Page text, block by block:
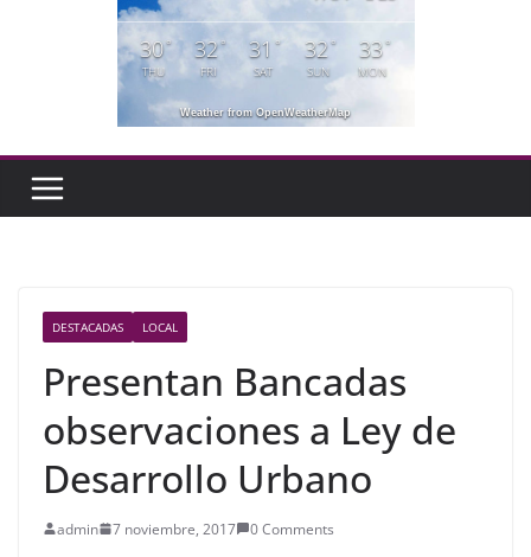
30°
THU
32°
FRI
31 °
SAT
32°
SUN
33°
MON
Weather from OpenWeatherMap
DESTACADAS LOCAL
Presentan Bancadas
observaciones a Ley de
Desarrollo Urbano
admin 7 noviembre, 2017 0 Comments